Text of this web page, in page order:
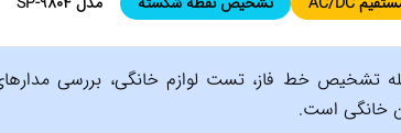
تشخیص خط فاز، تست لوازم خانگی، بررسی
خانگی است.